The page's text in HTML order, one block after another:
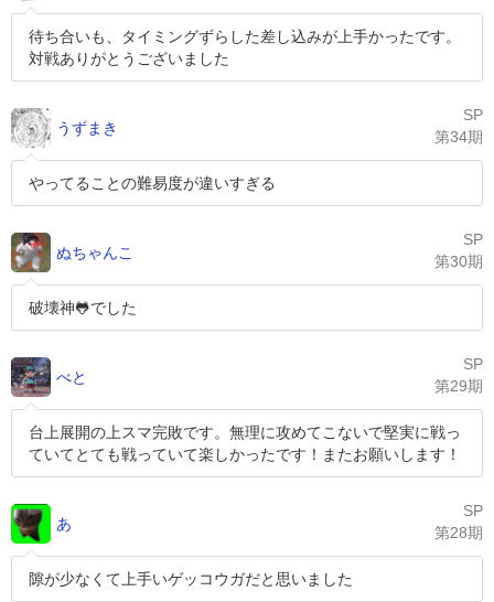
待ち合いも、タイミングずらした差し込みが上手かったです。
対戦ありがとうございました
うずまき
SP
第34期
やってることの難易度が違いすぎる
ぬちゃんこ
SP
第30期
破壊神🐸でした
べと
SP
第29期
台上展開の上スマ完敗です。無理に攻めてこないで堅実に戦っ
ていてとても戦っていて楽しかったです！またお願いします！
あ
SP
第28期
隙が少なくて上手いゲッコウガだと思いました